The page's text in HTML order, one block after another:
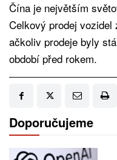
Čína je největším
Celkový prodej
ačkoliv prodeje byly
období před rokem.
Doporučujeme